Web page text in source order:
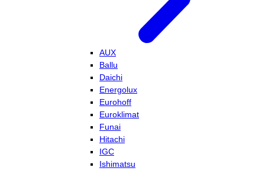
AUX
Ballu
Daichi
Energolux
Eurohoff
Euroklimat
Funai
Hitachi
IGC
Ishimatsu